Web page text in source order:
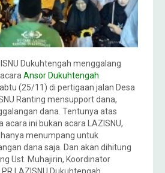
Dukuhtengah menggalang
Ansor Dukuhtengah
(25/11) di pertigaan jalan Desa
Ranting mensupport dana,
dana. Tentunya atas
acara ini bukan acara LAZISNU,
hanya menumpang untuk
dana saja. Dan akan dihitung
Ust. Muhajirin, Koordinator